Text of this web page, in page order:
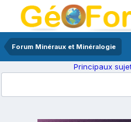
Forum Minéraux et Minéralogie
Principaux